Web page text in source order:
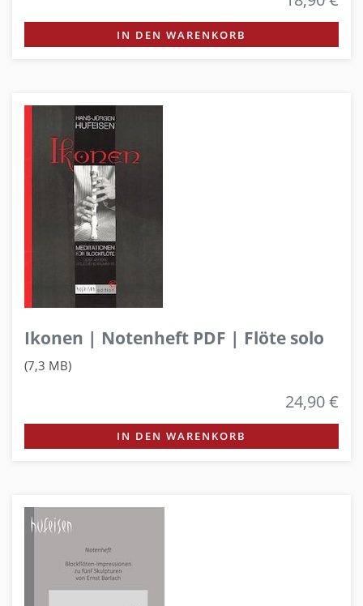
IN DEN WARENKORB
Ikonen | Notenheft PDF | Flöte solo
(7,3 MB)
24,90 €
IN DEN WARENKORB